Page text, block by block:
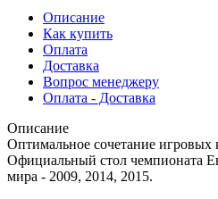
Описание
Как купить
Оплата
Доставка
Вопрос менеджеру
Оплата - Доставка
Описание
Оптимальное сочетание игровых
Официальный стол чемпионата
мира - 2009, 2014, 2015.